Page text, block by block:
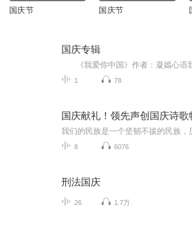
国庆节 国庆节
国庆专辑
1 78
国庆献礼！领先声创国庆诗歌
8 6076
刑法国庆
26 1.7万